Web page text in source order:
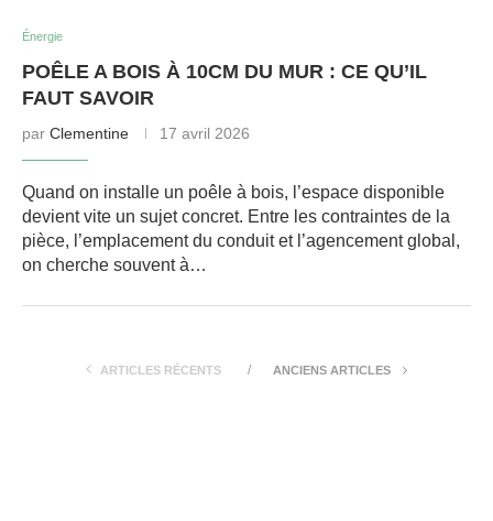
Énergie
POÊLE A BOIS À 10CM DU MUR : CE QU’IL
FAUT SAVOIR
par Clementine 17 avril 2026
Quand on installe un poêle à bois, l’espace disponible
devient vite un sujet concret. Entre les contraintes de la
pièce, l’emplacement du conduit et l’agencement global,
on cherche souvent à…
ARTICLES RÉCENTS ANCIENS ARTICLES